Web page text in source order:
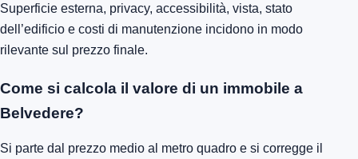
Superficie esterna, privacy, accessibilità, vista, stato
dell’edificio e costi di manutenzione incidono in modo
rilevante sul prezzo finale.
Come si calcola il valore di un immobile a
Belvedere?
Si parte dal prezzo medio al metro quadro e si corregge il